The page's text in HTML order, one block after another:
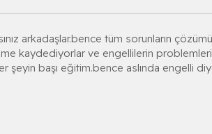
arkadaşlar.bence tüm sorunların
kaydediyorlar ve engellilerin
şeyin başı eğitim.bence aslında